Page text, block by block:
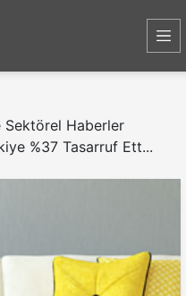
Sektörel Haberler
%37 Tasarruf Ett...